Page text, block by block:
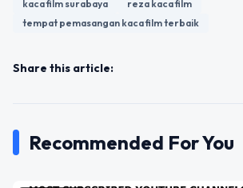
kaca film surabaya
reza kaca film
tempat pemasangan kaca film terbaik
Share this article:
Recommended For You